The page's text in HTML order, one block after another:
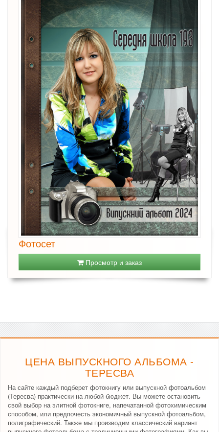
Фотосет
Просмотр и заказ
ЦЕНА ВЫПУСКНОГО АЛЬБОМА -
ТЕРЕСВА
На сайте каждый подберет фотокнигу или выпускной фотоальбом
(Тересва) практически на любой бюджет. Вы можете остановить
свой выбор на элитной фотокниге, напечатанной фотохимическим
способом, или предпочесть экономичный выпускной фотоальбом,
полиграфический. Также мы производим классический вариант